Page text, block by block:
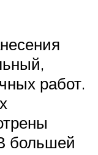
работ.
большей